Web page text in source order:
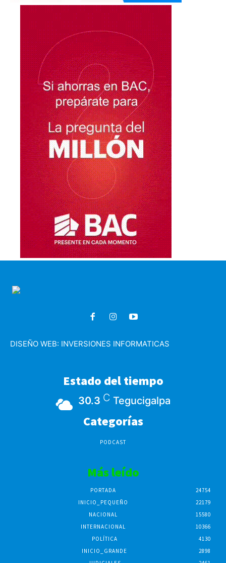
DISEÑO WEB: INVERSIONES INFORMATICAS
Estado del tiempo
30.3 C Tegucigalpa
Categorías
PODCAST
Más leído
PORTADA
24754
INICIO_PEQUEÑO
22179
NACIONAL
15580
INTERNACIONAL
10366
POLÍTICA
4130
INICIO_GRANDE
2898